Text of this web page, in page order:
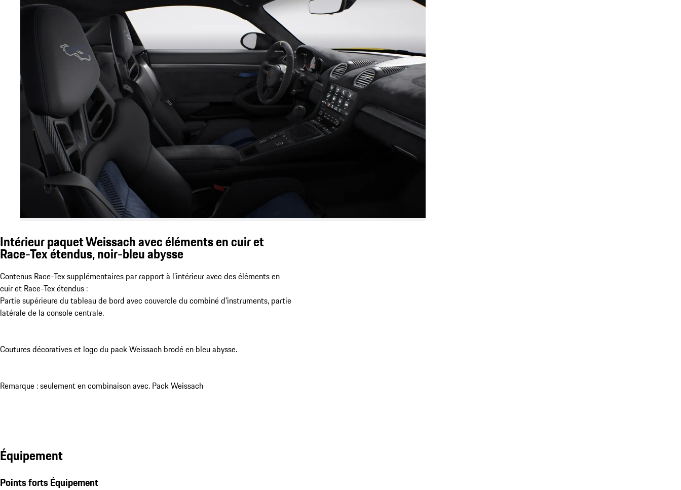
Intérieur paquet Weissach avec éléments en cuir et
Race-Tex étendus, noir-bleu abysse
Contenus Race-Tex supplémentaires par rapport à l'intérieur avec des éléments en
cuir et Race-Tex étendus :
Partie supérieure du tableau de bord avec couvercle du combiné d'instruments, partie
latérale de la console centrale.
Coutures décoratives et logo du pack Weissach brodé en bleu abysse.
Remarque : seulement en combinaison avec. Pack Weissach
Équipement
Points forts Équipement